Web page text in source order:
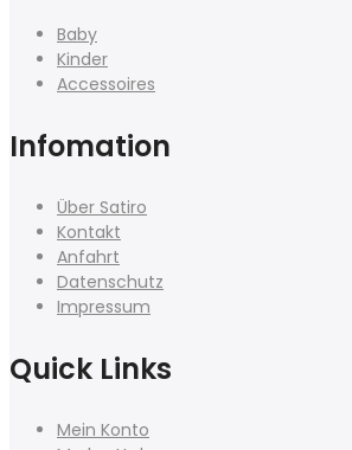
Baby
Kinder
Accessoires
Infomation
Über Satiro
Kontakt
Anfahrt
Datenschutz
Impressum
Quick Links
Mein Konto